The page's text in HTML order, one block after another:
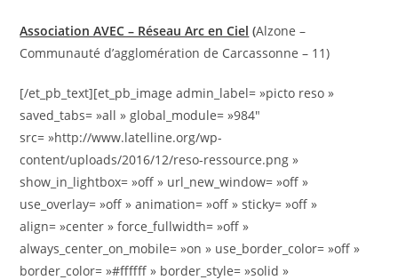
Association AVEC – Réseau Arc en Ciel (Alzone –
Communauté d’agglomération de Carcassonne – 11)
[/et_pb_text][et_pb_image admin_label= »picto reso »
saved_tabs= »all » global_module= »984″
src= »http://www.latelline.org/wp-
content/uploads/2016/12/reso-ressource.png »
show_in_lightbox= »off » url_new_window= »off »
use_overlay= »off » animation= »off » sticky= »off »
align= »center » force_fullwidth= »off »
always_center_on_mobile= »on » use_border_color= »off »
border_color= »#ffffff » border_style= »solid »